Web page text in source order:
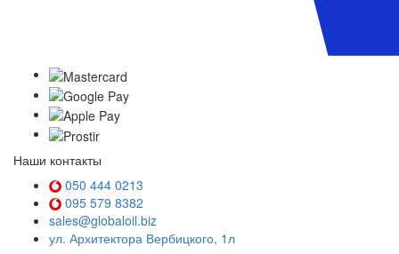
Наши контакты
050 444 0213
095 579 8382
sales@globaloil.biz
ул. Архитектора Вербицкого, 1л